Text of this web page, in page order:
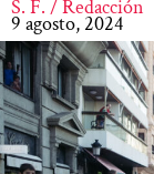
S. F. / Redacción
9 agosto, 2024